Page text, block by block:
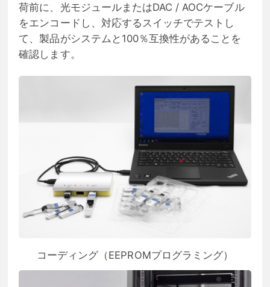
荷前に、光モジュールまたはDAC / AOCケーブル
をエンコードし、対応するスイッチでテストし
て、製品がシステムと100％互換性があることを
確認します。
コーディング（EEPROMプログラミング）